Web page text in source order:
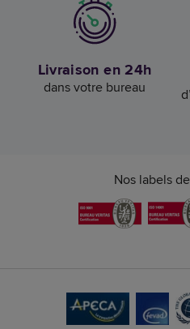
Livraison en 24h
dans votre bureau
Nos labels